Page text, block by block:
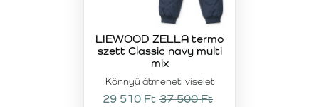
Könnyű átmeneti viselet
LIEWOOD ZELLA termo
szett Classic navy multi
mix
29 510 Ft 37 500 Ft